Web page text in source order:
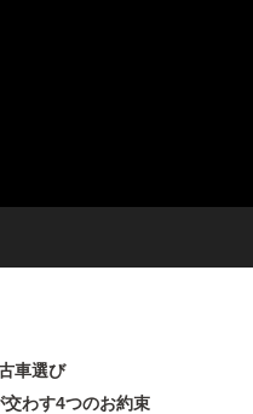
車選び
わす4つのお約束